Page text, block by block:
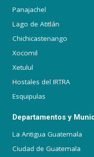
Panajachel
Lago de Atitlán
Chichicastenango
Xocomil
Xetulul
Hostales del IRTRA
Esquipulas
Departamentos y
La Antigua Guatemala
Ciudad de Guatemala